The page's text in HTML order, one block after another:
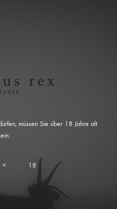
müssen Sie über 18 Jahre alt
< 18